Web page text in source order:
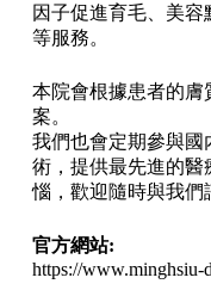
因子促進育毛、美
等服務。
本院會根據患者的膚
案。
我們也會定期參與國
術，提供最先進的醫
惱，歡迎隨時與我們
官方網站:
https://www.minghsiu-